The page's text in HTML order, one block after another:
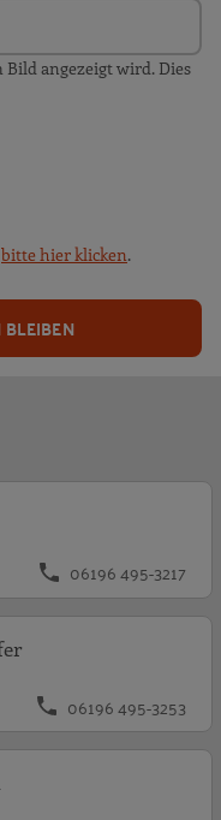
Bild angezeigt wird. Dies
bitte hier klicken.
BLEIBEN
06196 495-3217
06196 495-3253